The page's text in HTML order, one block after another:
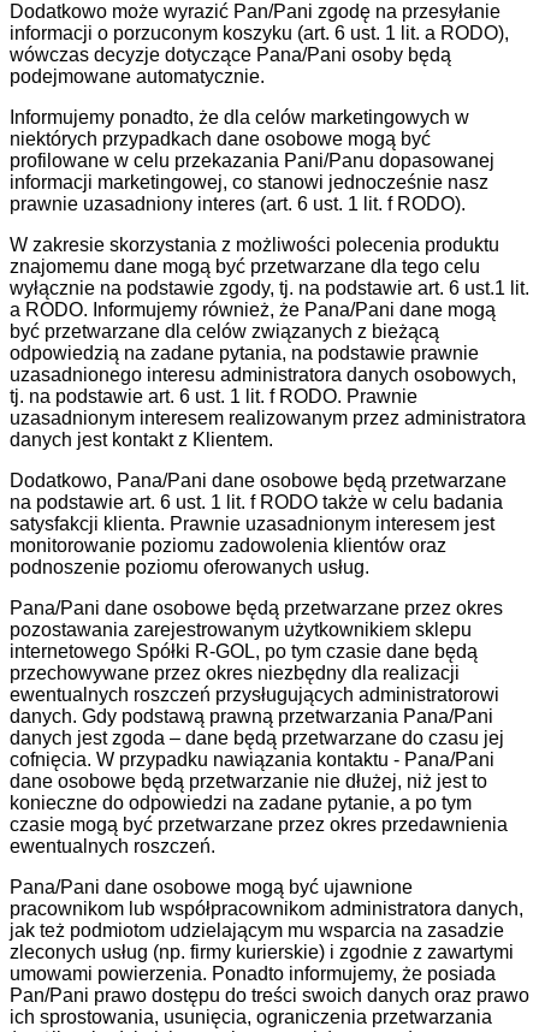
Dodatkowo może wyrazić Pan/Pani zgodę na przesyłanie
informacji o porzuconym koszyku (art. 6 ust. 1 lit. a RODO),
wówczas decyzje dotyczące Pana/Pani osoby będą
podejmowane automatycznie.
Informujemy ponadto, że dla celów marketingowych w
niektórych przypadkach dane osobowe mogą być
profilowane w celu przekazania Pani/Panu dopasowanej
informacji marketingowej, co stanowi jednocześnie nasz
prawnie uzasadniony interes (art. 6 ust. 1 lit. f RODO).
W zakresie skorzystania z możliwości polecenia produktu
znajomemu dane mogą być przetwarzane dla tego celu
wyłącznie na podstawie zgody, tj. na podstawie art. 6 ust.1 lit.
a RODO. Informujemy również, że Pana/Pani dane mogą
być przetwarzane dla celów związanych z bieżącą
odpowiedzią na zadane pytania, na podstawie prawnie
uzasadnionego interesu administratora danych osobowych,
tj. na podstawie art. 6 ust. 1 lit. f RODO. Prawnie
uzasadnionym interesem realizowanym przez administratora
danych jest kontakt z Klientem.
Dodatkowo, Pana/Pani dane osobowe będą przetwarzane
na podstawie art. 6 ust. 1 lit. f RODO także w celu badania
satysfakcji klienta. Prawnie uzasadnionym interesem jest
monitorowanie poziomu zadowolenia klientów oraz
podnoszenie poziomu oferowanych usług.
Pana/Pani dane osobowe będą przetwarzane przez okres
pozostawania zarejestrowanym użytkownikiem sklepu
internetowego Spółki R-GOL, po tym czasie dane będą
przechowywane przez okres niezbędny dla realizacji
ewentualnych roszczeń przysługujących administratorowi
danych. Gdy podstawą prawną przetwarzania Pana/Pani
danych jest zgoda – dane będą przetwarzane do czasu jej
cofnięcia. W przypadku nawiązania kontaktu - Pana/Pani
dane osobowe będą przetwarzanie nie dłużej, niż jest to
konieczne do odpowiedzi na zadane pytanie, a po tym
czasie mogą być przetwarzane przez okres przedawnienia
ewentualnych roszczeń.
Pana/Pani dane osobowe mogą być ujawnione
pracownikom lub współpracownikom administratora danych,
jak też podmiotom udzielającym mu wsparcia na zasadzie
zleconych usług (np. firmy kurierskie) i zgodnie z zawartymi
umowami powierzenia. Ponadto informujemy, że posiada
Pan/Pani prawo dostępu do treści swoich danych oraz prawo
ich sprostowania, usunięcia, ograniczenia przetwarzania